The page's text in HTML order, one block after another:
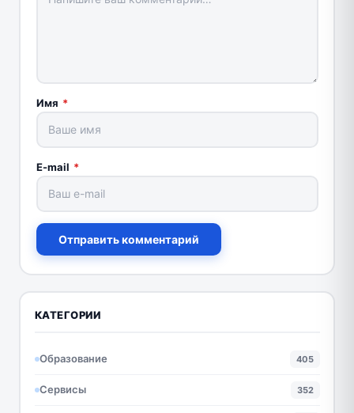
Имя *
E-mail *
Отправить комментарий
КАТЕГОРИИ
Образование 405
Сервисы 352